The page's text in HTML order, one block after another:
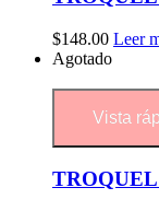
$148.00 Leer
Agotado
Vista